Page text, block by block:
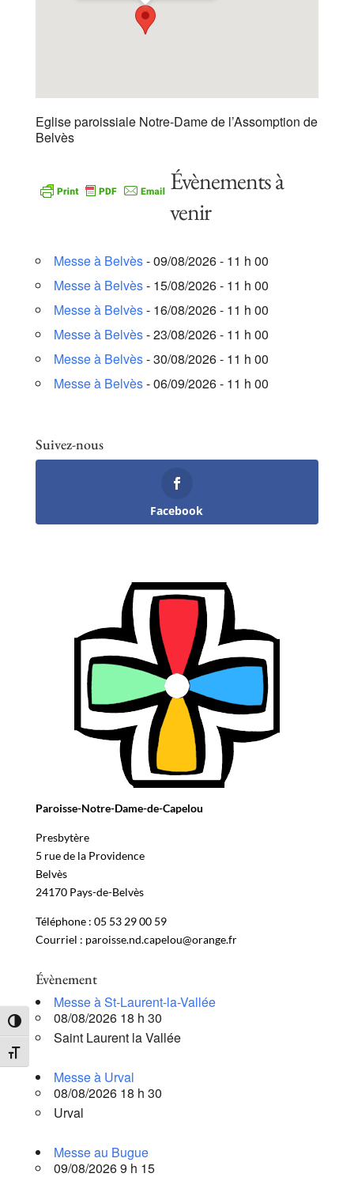
Passer en contraste élevé
Changer la taille de la police
Eglise paroissiale Notre-Dame de l’Assomption de
Belvès
Évènements à
venir
Messe à Belvès- 09/08/2026 - 11 h 00
Messe à Belvès- 15/08/2026 - 11 h 00
Messe à Belvès- 16/08/2026 - 11 h 00
Messe à Belvès- 23/08/2026 - 11 h 00
Messe à Belvès- 30/08/2026 - 11 h 00
Messe à Belvès- 06/09/2026 - 11 h 00
Suivez-nous
Facebook
Paroisse-Notre-Dame-de-Capelou
Presbytère
5 rue de la Providence
Belvès
24170 Pays-de-Belvès
Téléphone : 05 53 29 00 59
Courriel : paroisse.nd.capelou@orange.fr
Évènement
Messe à St-Laurent-la-Vallée
08/08/2026 18 h 30
Saint Laurent la Vallée
Messe à Urval
08/08/2026 18 h 30
Urval
Messe au Bugue
09/08/2026 9 h 15